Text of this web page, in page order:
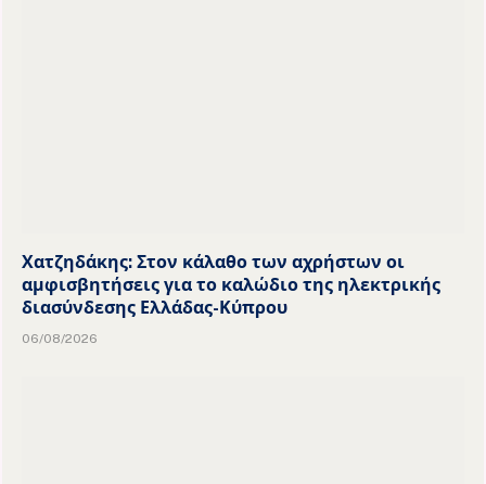
Χατζηδάκης: Στον κάλαθο των αχρήστων οι
αμφισβητήσεις για το καλώδιο της ηλεκτρικής
διασύνδεσης Ελλάδας-Κύπρου
06/08/2026